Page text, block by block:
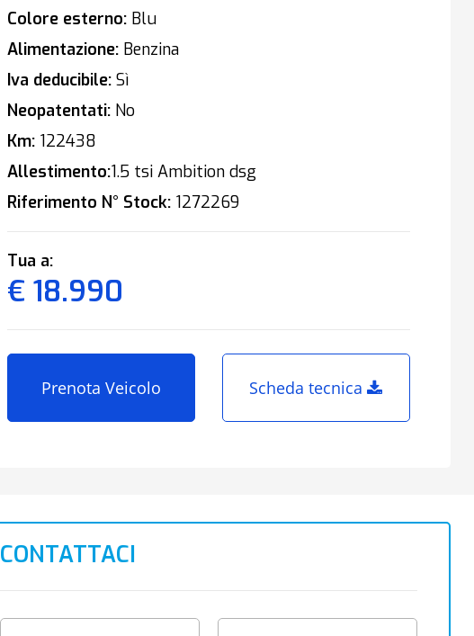
Colore esterno:Blu
Alimentazione:Benzina
Iva deducibile:Sì
Neopatentati:No
Km:122438
Allestimento:1.5 tsi Ambition dsg
Riferimento N° Stock:1272269
Tua a:
€ 18.990
Prenota Veicolo Scheda tecnica
CONTATTACI